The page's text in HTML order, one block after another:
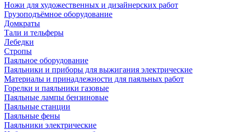
Ножи для художественных и дизайнерских работ
Грузоподъёмное оборудование
Домкраты
Тали и тельферы
Лебедки
Стропы
Паяльное оборудование
Паяльники и приборы для выжигания электрические
Материалы и принадлежности для паяльных работ
Горелки и паяльники газовые
Паяльные лампы бензиновые
Паяльные станции
Паяльные фены
Паяльники электрические